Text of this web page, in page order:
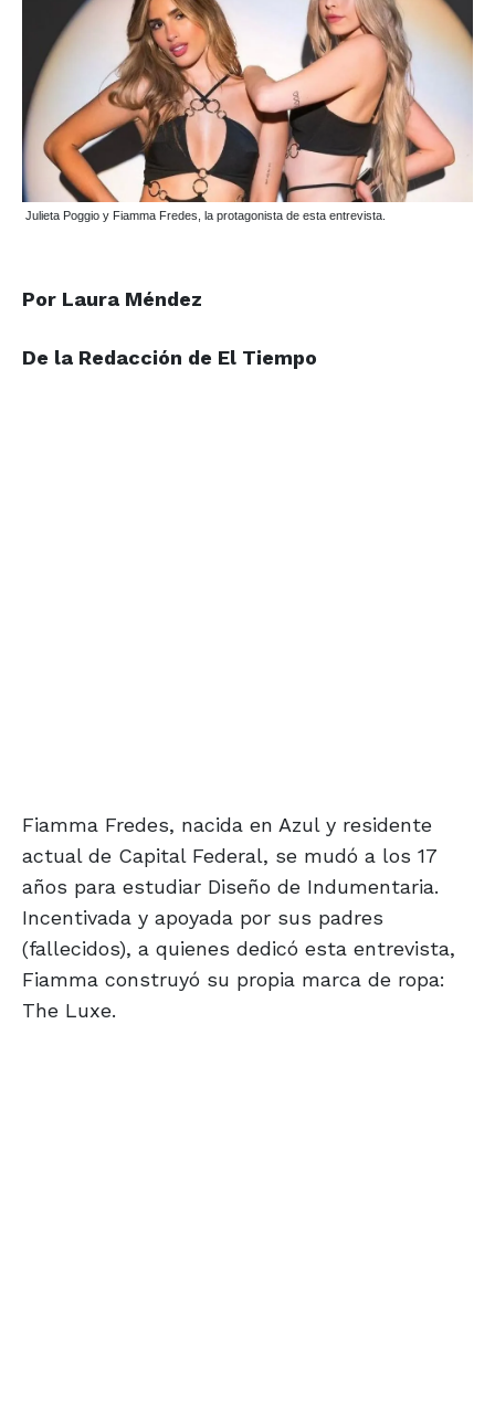
Julieta Poggio y Fiamma Fredes, la protagonista de esta entrevista.
Por Laura Méndez
De la Redacción de El Tiempo
Fiamma Fredes, nacida en Azul y residente
actual de Capital Federal, se mudó a los 17
años para estudiar Diseño de Indumentaria.
Incentivada y apoyada por sus padres
(fallecidos), a quienes dedicó esta entrevista,
Fiamma construyó su propia marca de ropa:
The Luxe.